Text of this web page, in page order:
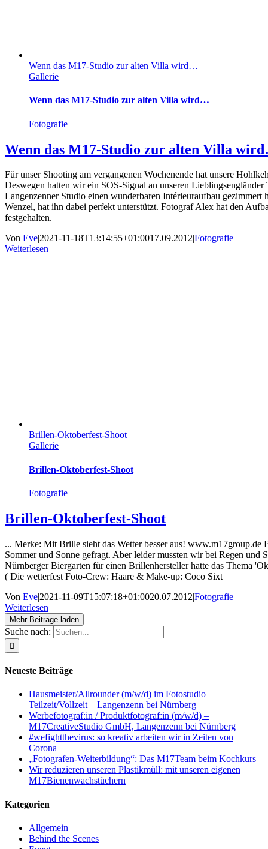
Wenn das M17-Studio zur alten Villa wird…
Gallerie
Wenn das M17-Studio zur alten Villa wird…
Fotografie
Wenn das M17-Studio zur alten Villa
Für unser Shooting am vergangenen Wochenende hat unsere
Deswegen hatten wir ein SOS-Signal an unseren
Langenzenner Studio einen wunderbaren Intérieuraufbau gezimmert
Wenzel, hat ihn dabei perfekt unterstützt. Fotograf Alex hat den
festgehalten.
Von Eve|2021-11-18T13:14:55+01:0017.09.2012|Fotografie|
Weiterlesen
Brillen-Oktoberfest-Shoot
Gallerie
Brillen-Oktoberfest-Shoot
Fotografie
Brillen-Oktoberfest-Shoot
... Merke: Mit Brille sieht das Wetter besser aus! www.m17group.de
Sommer und Sonne gefragt. Aber leider mussten wir bei Regen und
Nürnberger Biergarten für einen Brillenhersteller hatte das Thema
( Die wetterfest Foto-Crew: Haare & Make-up: Coco Sixt
Von Eve|2021-11-09T15:07:18+01:0020.07.2012|Fotografie|
Weiterlesen
Mehr Beiträge laden
Suche nach:
Neueste Beiträge
Hausmeister/Allrounder (m/w/d) im Fotostudio –
Teilzeit/Vollzeit – Langenzenn bei Nürnberg
Werbefotograf:in / Produktfotograf:in (m/w/d) –
M17CreativeStudio GmbH, Langenzenn bei Nürnberg
#wefightthevirus: so kreativ arbeiten wir in Zeiten von
Corona
„Fotografen-Weiterbildung“: Das M17Team beim Kochkurs
Wir reduzieren unseren Plastikmüll: mit unseren eigenen
M17Bienenwachstüchern
Kategorien
Allgemein
Behind the Scenes